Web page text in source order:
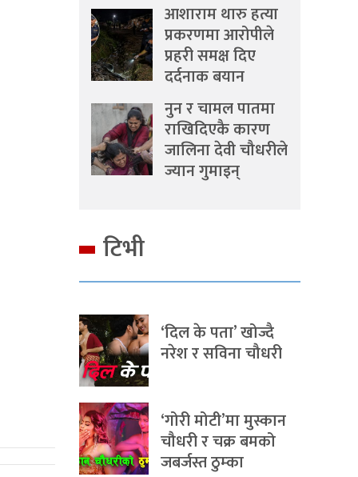
आशाराम थारु हत्या
प्रकरणमा आरोपीले
प्रहरी समक्ष दिए
दर्दनाक बयान
नुन र चामल पातमा
राखिदिएकै कारण
जालिना देवी चौधरीले
ज्यान गुमाइन्
टिभी
‘दिल के पता’ खोज्दै
नरेश र सविना चौधरी
‘गोरी मोटी’मा मुस्कान
चौधरी र चक्र बमको
जबर्जस्त ठुम्का